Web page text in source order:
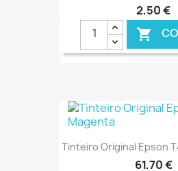
2,50 €

Tinteiro Original Epson
61,70 €